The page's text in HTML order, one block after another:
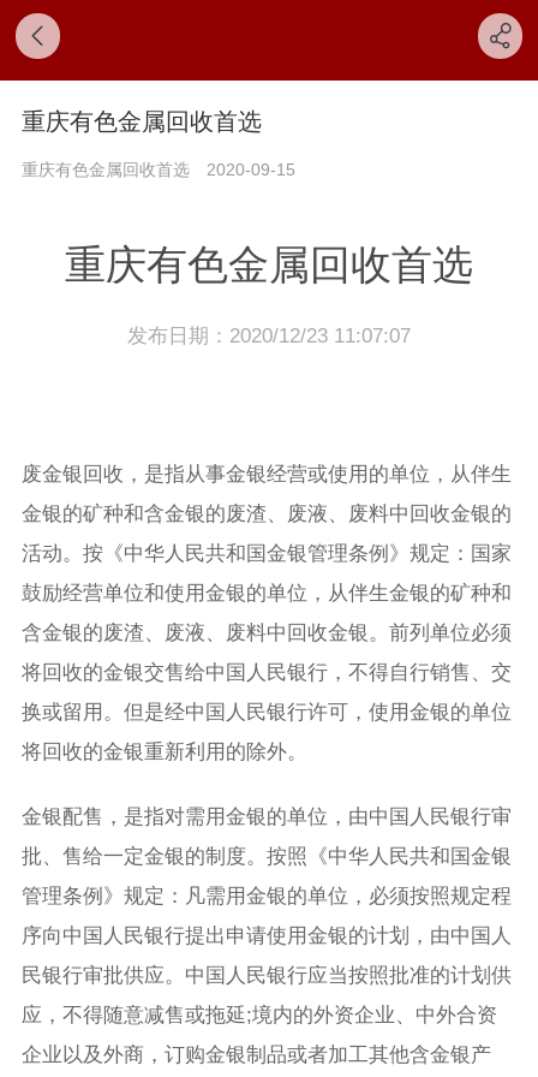
重庆有色金属回收首选
重庆有色金属回收首选 2020-09-15
重庆有色金属回收首选
发布日期：2020/12/23 11:07:07
废金银回收，是指从事金银经营或使用的单位，从伴生
金银的矿种和含金银的废渣、废液、废料中回收金银的
活动。按《中华人民共和国金银管理条例》规定：国家
鼓励经营单位和使用金银的单位，从伴生金银的矿种和
含金银的废渣、废液、废料中回收金银。前列单位必须
将回收的金银交售给中国人民银行，不得自行销售、交
换或留用。但是经中国人民银行许可，使用金银的单位
将回收的金银重新利用的除外。
金银配售，是指对需用金银的单位，由中国人民银行审
批、售给一定金银的制度。按照《中华人民共和国金银
管理条例》规定：凡需用金银的单位，必须按照规定程
序向中国人民银行提出申请使用金银的计划，由中国人
民银行审批供应。中国人民银行应当按照批准的计划供
应，不得随意减售或拖延;境内的外资企业、中外合资
企业以及外商，订购金银制品或者加工其他含金银产